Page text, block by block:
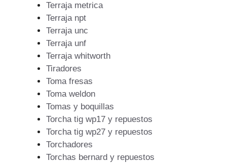
Terraja metrica
Terraja npt
Terraja unc
Terraja unf
Terraja whitworth
Tiradores
Toma fresas
Toma weldon
Tomas y boquillas
Torcha tig wp17 y repuestos
Torcha tig wp27 y repuestos
Torchadores
Torchas bernard y repuestos